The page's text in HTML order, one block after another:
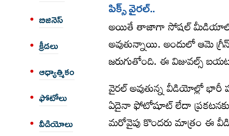
బిజినెస్
క్రీడలు
ఆధ్యాత్మికం
ఫోటోలు
వీడియోలు
పిక్స్ వైర‌ల్..
అయితే తాజాగా సోషల్ మీడియాలో
అవుతున్నాయి. అందులో ఆమె
జరుగుతోంది. ఈ విజువల్స్
వైరల్ అవుతున్న వీడియోల్లో భారీ
ఏదైనా ఫోటోషూట్ లేదా ప్రకటనకు
మరోవైపు కొందరు మాత్రం ఈ